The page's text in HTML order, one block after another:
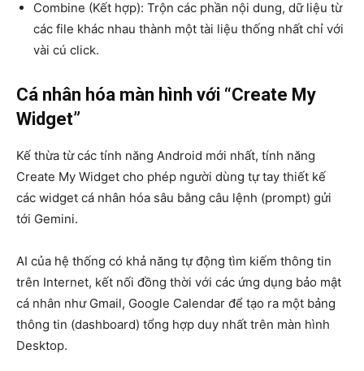
Combine (Kết hợp): Trộn các phần nội dung, dữ liệu từ
các file khác nhau thành một tài liệu thống nhất chỉ với
vài cú click.
Cá nhân hóa màn hình với “Create My
Widget”
Kế thừa từ các tính năng Android mới nhất, tính năng
Create My Widget cho phép người dùng tự tay thiết kế
các widget cá nhân hóa sâu bằng câu lệnh (prompt) gửi
tới Gemini.
AI của hệ thống có khả năng tự động tìm kiếm thông tin
trên Internet, kết nối đồng thời với các ứng dụng bảo mật
cá nhân như Gmail, Google Calendar để tạo ra một bảng
thông tin (dashboard) tổng hợp duy nhất trên màn hình
Desktop.